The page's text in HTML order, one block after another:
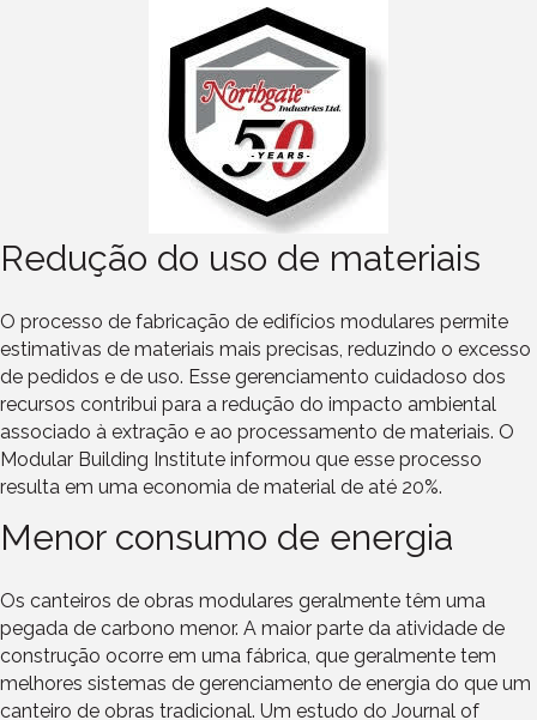
Redução do uso de materiais
O processo de fabricação de edifícios modulares permite
estimativas de materiais mais precisas, reduzindo o excesso
de pedidos e de uso. Esse gerenciamento cuidadoso dos
recursos contribui para a redução do impacto ambiental
associado à extração e ao processamento de materiais. O
Modular Building Institute informou que esse processo
resulta em uma economia de material de até 20%.
Menor consumo de energia
Os canteiros de obras modulares geralmente têm uma
pegada de carbono menor. A maior parte da atividade de
construção ocorre em uma fábrica, que geralmente tem
melhores sistemas de gerenciamento de energia do que um
canteiro de obras tradicional. Um estudo do Journal of